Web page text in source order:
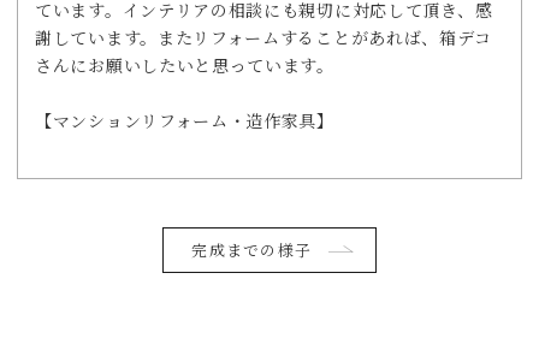
ています。インテリアの相談にも親切に対応して頂き、感
謝しています。またリフォームすることがあれば、箱デコ
さんにお願いしたいと思っています。
【マンションリフォーム・造作家具】
完成までの様子